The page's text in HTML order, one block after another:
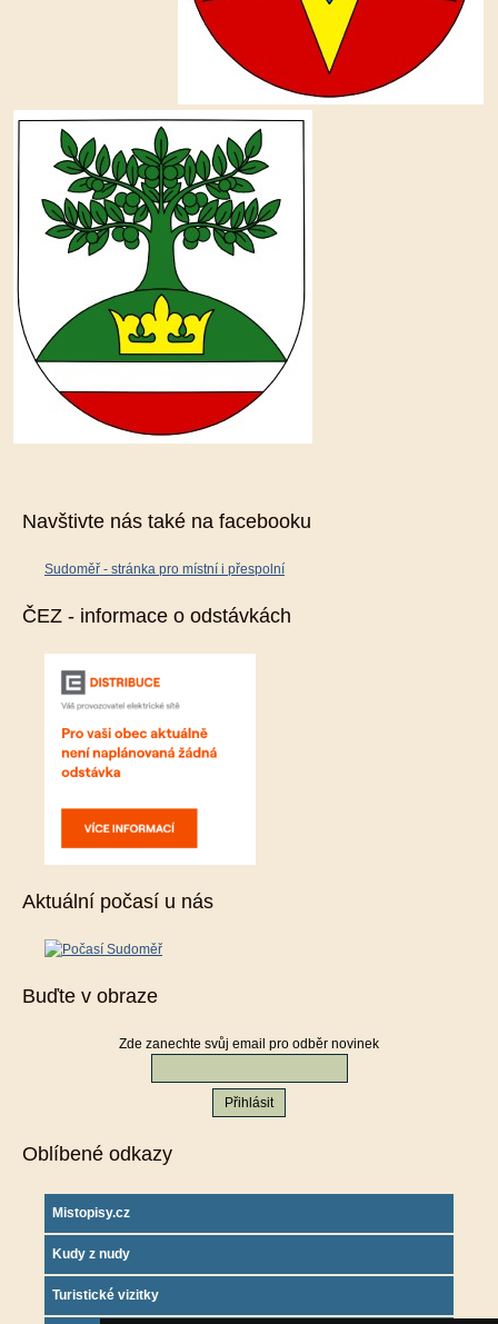
Navštivte nás také na facebooku
Sudoměř - stránka pro místní i přespolní
ČEZ - informace o odstávkách
Aktuální počasí u nás
Buďte v obraze
Zde zanechte svůj email pro odběr novinek
Oblíbené odkazy
Mistopisy.cz
Kudy z nudy
Turistické vizitky